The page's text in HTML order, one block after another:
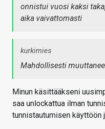
onnistui vuosi kaksi
aika vaivattomasti
kurkimies
Mahdollisesti
Minun käsittääkseni
saa unlockattua ilman
tunnistautumisen käyttöön